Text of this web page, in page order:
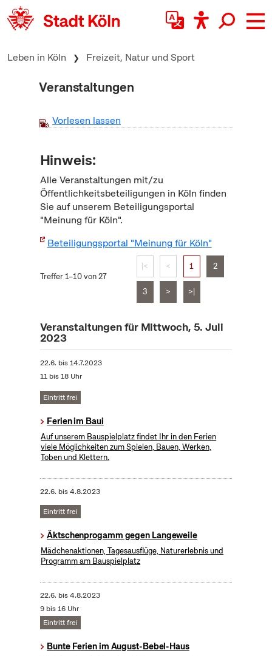
zum Inhalt springen
Leben in Köln Freizeit, Natur und Sport
Veranstaltungen
Vorlesen lassen
Hinweis:
Alle Veranstaltungen mit/zu
Öffentlichkeitsbeteiligungen in Köln finden
Sie auf unserem Beteiligungsportal
"Meinung für Köln".
Beteiligungsportal "Meinung für Köln"
Treffer 1–10 von 27
|< < 1 2
3 > >|
Veranstaltungen für Mittwoch, 5. Juli
2023
22.6. bis14.7.2023
11 bis 18 Uhr
Eintritt frei
Ferien im Baui
Auf unserem Bauspielplatz findet Ihr in den Ferien
viele Möglichkeiten zum Spielen, Bauen, Werken,
Toben und Klettern.
22.6. bis4.8.2023
Eintritt frei
Äktschenprogamm gegen Langeweile
Mädchenaktionen, Tagesausflüge, Naturerlebnis und
Programm am Bauspielplatz
22.6. bis4.8.2023
9 bis 16 Uhr
Eintritt frei
Bunte Ferien im August-Bebel-Haus